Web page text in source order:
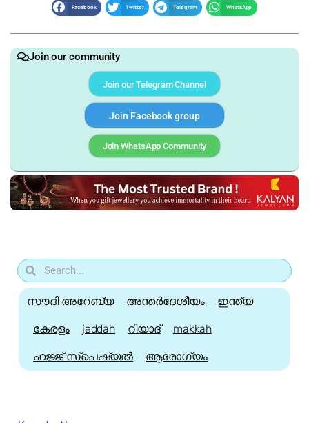
Facebook Twitter Telegram WhatsApp
Join our community
Join our Telegram Channel
Join Facebook group
Join WhatsApp Community
സൗദി അറേബ്യ അന്തർദേശീയം ഇന്ത്യ
കേരളം jeddah റിയാദ് makkah
ഹജ്ജ്‌ സ്പെഷ്യൽ ആരോഗ്യം